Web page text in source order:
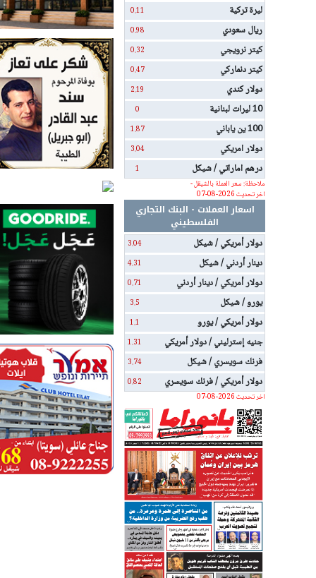
ليرة تركية 0.11
ريال سعودي 0.98
كيتر نرويجي 0.32
كيتر دنماركي 0.47
دولار كندي 2.19
10 ليرات لبنانية 0
100 ين ياباني 1.87
دولار امريكي 3.04
درهم اماراتي / شيكل
1
ملاحظة: سعر العملة بالشيقل -
اخر تحديث 2026-08-07
اسعار العملات - البنك التجاري
الفلسطيني
دولار أمريكي / شيكل
3.04
دينار أردني / شيكل 4.31
دولار أمريكي / دينار أردني 0.71
يورو / شيكل 3.5
دولار أمريكي / يورو 1.1
جنيه إسترليني / دولار أمريكي 1.31
فرنك سويسري / شيكل 3.74
دولار أمريكي / فرنك سويسري
0.82
اخر تحديث 2026-08-07